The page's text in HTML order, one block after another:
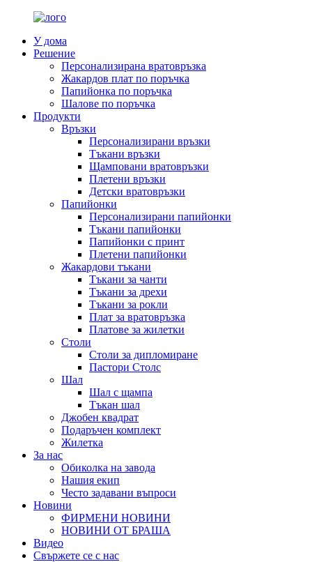
У дома
Решение
Персонализирана вратовръзка
Жакардов плат по поръчка
Папийонка по поръчка
Шалове по поръчка
Продукти
Връзки
Персонализирани връзки
Тъкани връзки
Щамповани вратовръзки
Плетени връзки
Детски вратовръзки
Папийонки
Персонализирани папийонки
Тъкани папийонки
Папийонки с принт
Плетени папийонки
Жакардови тъкани
Тъкани за чанти
Тъкани за дрехи
Тъкани за рокли
Плат за вратовръзка
Платове за жилетки
Столи
Столи за дипломиране
Пастори Столс
Шал
Шал с щампа
Тъкан шал
Джобен квадрат
Подаръчен комплект
Жилетка
За нас
Обиколка на завода
Нашия екип
Често задавани въпроси
Новини
ФИРМЕНИ НОВИНИ
НОВИНИ ОТ БРАША
Видео
Свържете се с нас